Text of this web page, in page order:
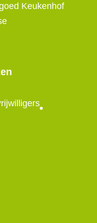
Keukenhof